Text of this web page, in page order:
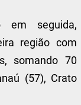
em seguida,
região com
somando 70
(57), Crato